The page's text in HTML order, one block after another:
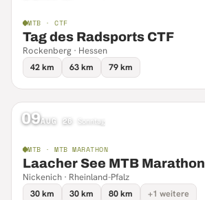
MTB · CTF
Tag des Radsports CTF
Rockenberg · Hessen
42 km
63 km 79 km
09AUG 26 Sonntag
MTB · MTB MARATHON
Laacher See MTB Marathon
Nickenich · Rheinland-Pfalz
30 km
30 km 80 km +1 weitere